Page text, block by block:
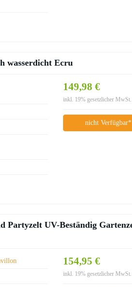
wasserdicht Ecru
149,98 €
inkl. 19% gesetzlicher MwSt.
nicht Verfügbar*
Partyzelt UV-Beständig
154,95 €
inkl. 19% gesetzlicher MwSt.